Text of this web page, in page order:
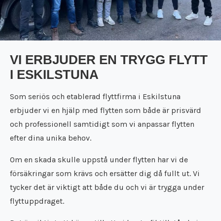
Flyttfirma Surahammar
Flyttfirma Täby
Flyttfirma Tibro
Flyttfirma Töreboda
Flyttfirma Trosa
Flyttfirma Vara
Flyttfirma Västerås
Städfirma Töreboda
Städfirma Trosa
Städfirma Uppsala
Städfirma Vara
Städfirma Vingåker
Städfirma Örebro
VI ERBJUDER EN TRYGG FLYTT
I ESKILSTUNA
Som seriös och etablerad flyttfirma i Eskilstuna
erbjuder vi en hjälp med flytten som både är prisvärd
och professionell samtidigt som vi anpassar flytten
efter dina unika behov.
Om en skada skulle uppstå under flytten har vi de
försäkringar som krävs och ersätter dig då fullt ut. Vi
tycker det är viktigt att både du och vi är trygga under
flyttuppdraget.